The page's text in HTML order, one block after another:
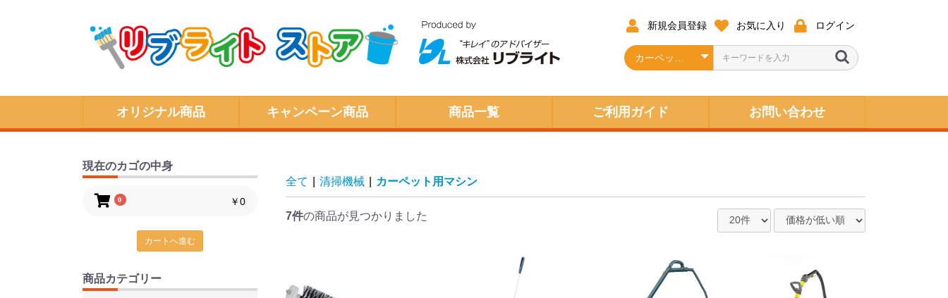
新規会員登録 お気に入り ログイン
オリジナル商品 キャンペーン商品 商品一覧 ご利用ガイド お問い合わせ
現在のカゴの中身
0 ￥0
カートへ進む
商品カテゴリー
全て 清掃機械 カーペット用マシン
7件の商品が見つかりました